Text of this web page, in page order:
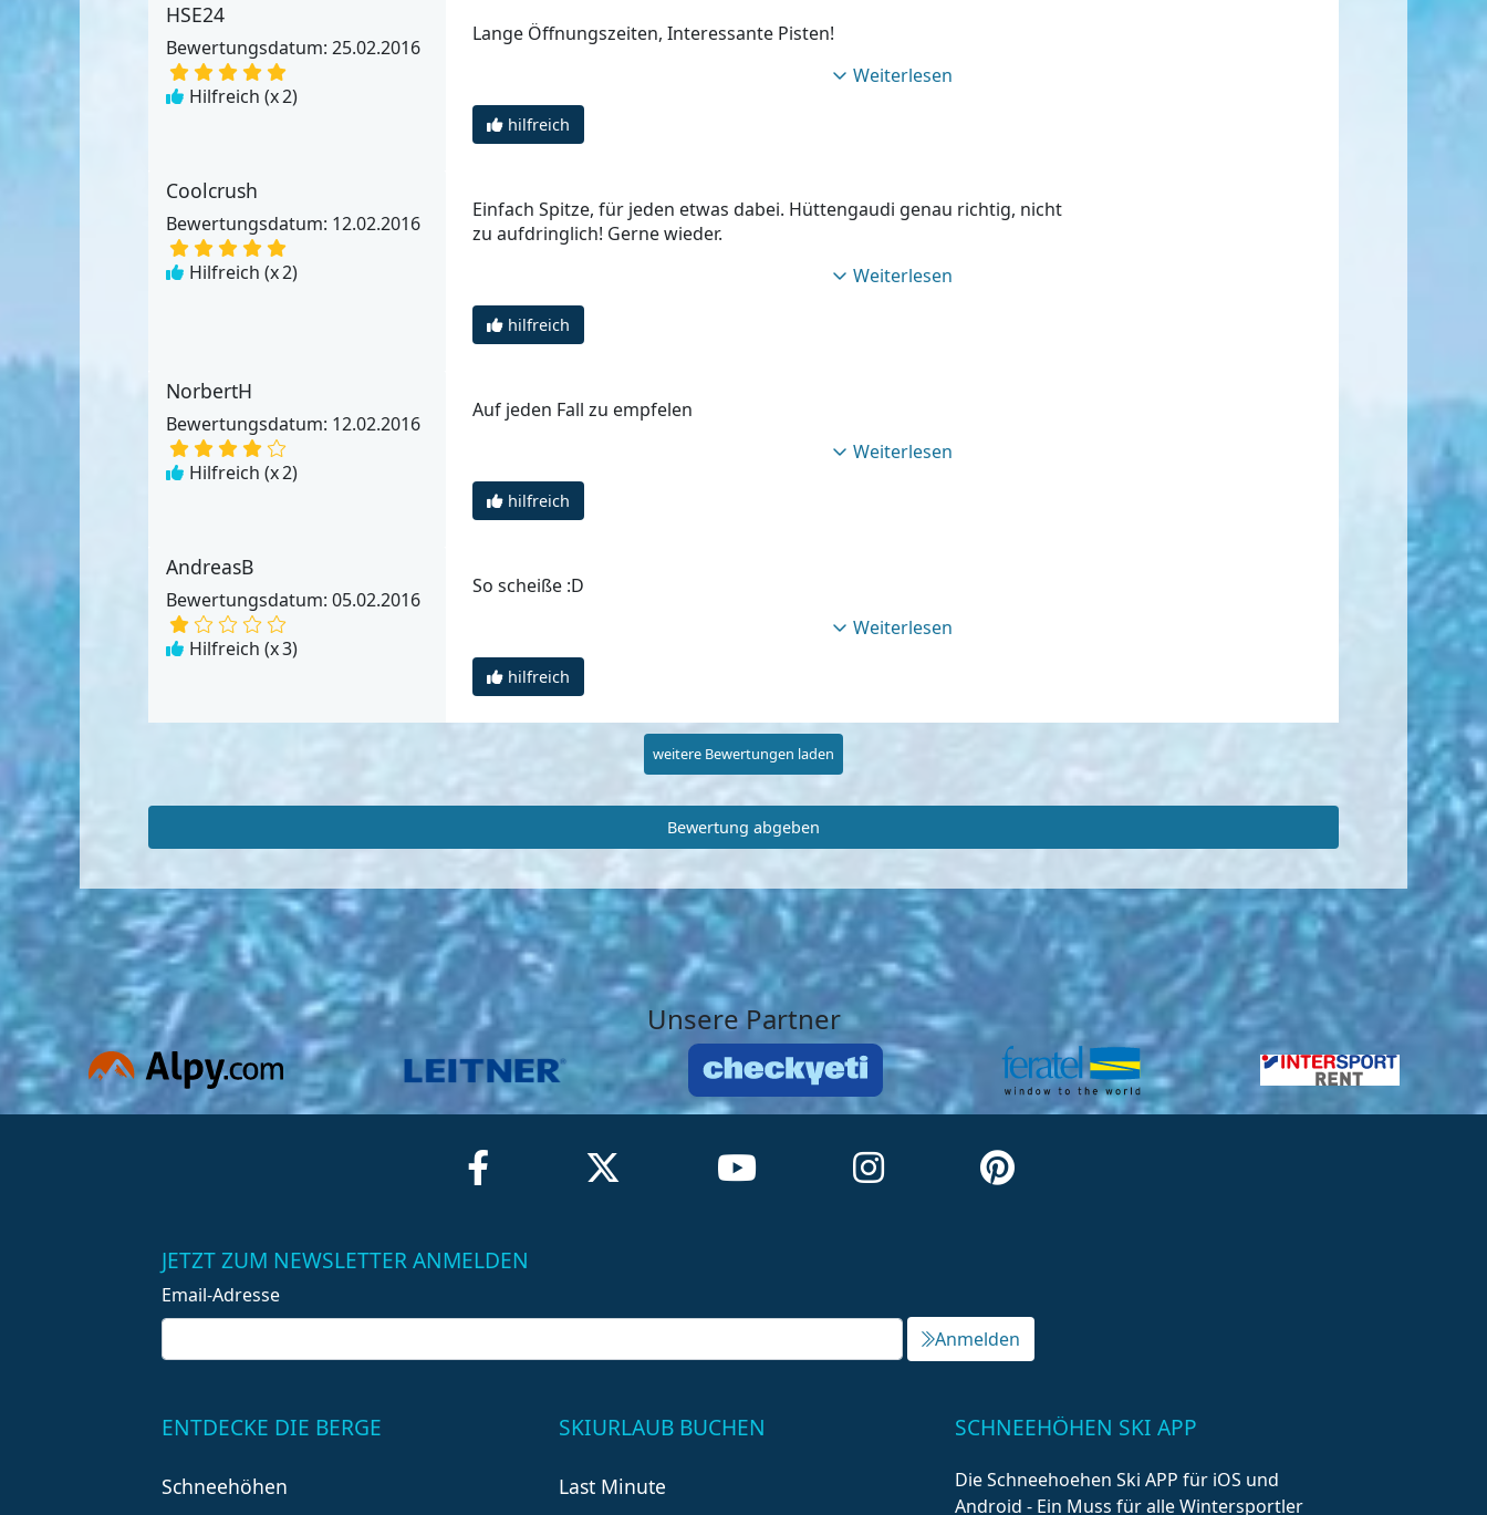
HSE24
Bewertungsdatum: 25.02.2016
Hilfreich (x2)
Lange Öffnungszeiten, Interessante Pisten!
Weiterlesen
hilfreich
Coolcrush
Bewertungsdatum: 12.02.2016
Hilfreich (x2)
Einfach Spitze, für jeden etwas dabei. Hüttengaudi genau richtig, nicht
zu aufdringlich! Gerne wieder.
Weiterlesen
hilfreich
NorbertH
Bewertungsdatum: 12.02.2016
Hilfreich (x2)
Auf jeden Fall zu empfelen
Weiterlesen
hilfreich
AndreasB
Bewertungsdatum: 05.02.2016
Hilfreich (x3)
So scheiße :D
Weiterlesen
hilfreich
weitere Bewertungen laden
Bewertung abgeben
Unsere Partner
JETZT ZUM NEWSLETTER ANMELDEN
Email-Adresse
Anmelden
ENTDECKE DIE BERGE
Schneehöhen
SKIURLAUB BUCHEN
Last Minute
SCHNEEHÖHEN SKI APP
Die Schneehoehen Ski APP für iOS und
Android - Ein Muss für alle Wintersportler